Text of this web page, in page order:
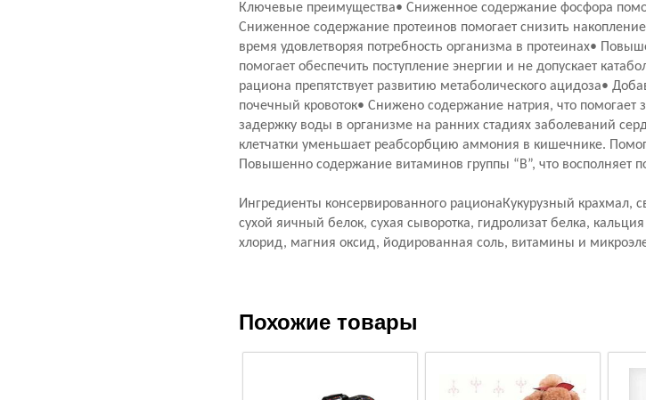
Ключевые преимущества• Сниженное содержание фосфора
Сниженное содержание протеинов помогает снизить
время удовлетворяя потребность организма в протеинах•
помогает обеспечить поступление энергии и не допускает
рациона препятствует развитию метаболического ацидоза•
почечный кровоток• Снижено содержание натрия, что
задержку воды в организме на ранних стадиях заболеваний
клетчатки уменьшает реабсорбцию аммония в кишечнике.
Повышенно содержание витаминов группы “B”, что восполняет
Ингредиенты консервированного рационаКукурузный крахмал,
сухой яичный белок, сухая сыворотка, гидролизат белка,
хлорид, магния оксид, йодированная соль, витамины и
Похожие товары